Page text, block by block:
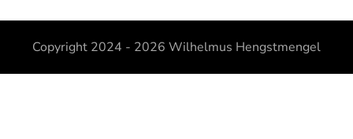
Copyright 2024 - 2026 Wilhelmus Hengstmengel